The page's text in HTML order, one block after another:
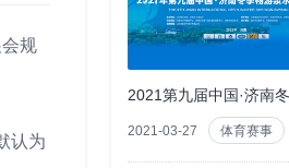
规
认为
2021-03-27 体育赛事